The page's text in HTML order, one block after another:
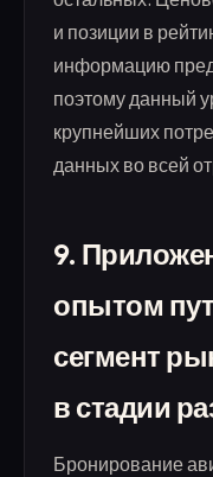
и позиции в
информацию
поэтому данный
крупнейших
данных во всей
9.
опытом
сегмент
в стадии
Бронирование